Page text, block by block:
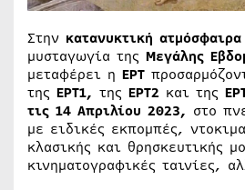
Στην κατανυκτική ατμόσφαιρα
μυσταγωγία της Μεγάλης
μεταφέρει η ΕΡΤ
της ΕΡΤ1, της ΕΡΤ2 και της
τις 14 Απριλίου 2023, στο
με ειδικές εκπομπές,
κλασικής και θρησκευτικής
κινηματογραφικές ταινίες,